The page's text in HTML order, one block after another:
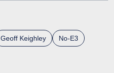
Geoff Keighley No-E3